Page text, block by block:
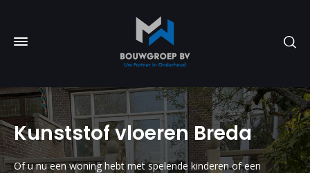
Kunststof vloeren Breda
Of u nu een woning hebt met spelende kinderen of een